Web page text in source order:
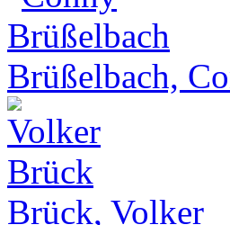
Brüßelbach,
Brück, Volker